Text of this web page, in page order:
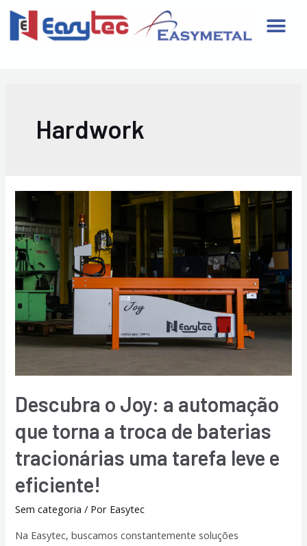
Hardwork
Descubra o Joy: a automação
que torna a troca de baterias
tracionárias uma tarefa leve e
eficiente!
Sem categoria / Por Easytec
Na Easytec, buscamos constantemente soluções